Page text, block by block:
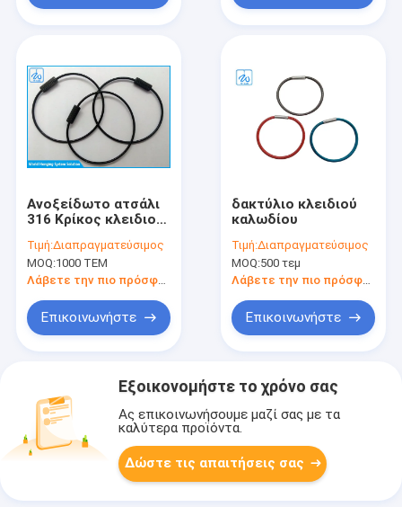
Ανοξείδωτο ατσάλι
316 Κρίκος κλειδιού
με επικάλυψη νάιλον
1.2mm
Τιμή:Διαπραγματεύσιμος
MOQ:1000 ΤΕΜ
Λάβετε την πιο πρόσφατη τιμή
Επικοινωνήστε
δακτύλιο κλειδιού
καλωδίου
Τιμή:Διαπραγματεύσιμος
MOQ:500 τεμ
Λάβετε την πιο πρόσφατη τιμή
Επικοινωνήστε
Εξοικονομήστε το χρόνο σας
Ας επικοινωνήσουμε μαζί σας με τα
καλύτερα προϊόντα.
Δώστε τις απαιτήσεις σας